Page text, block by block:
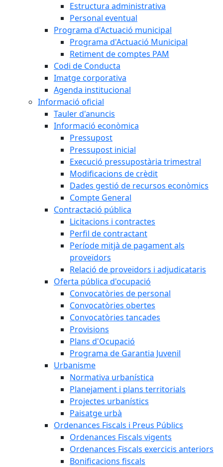
Estructura administrativa
Personal eventual
Programa d'Actuació municipal
Programa d'Actuació Municipal
Retiment de comptes PAM
Codi de Conducta
Imatge corporativa
Agenda institucional
Informació oficial
Tauler d'anuncis
Informació econòmica
Pressupost
Pressupost inicial
Execució pressupostària trimestral
Modificacions de crèdit
Dades gestió de recursos econòmics
Compte General
Contractació pública
Licitacions i contractes
Perfil de contractant
Període mitjà de pagament als
proveïdors
Relació de proveïdors i adjudicataris
Oferta pública d'ocupació
Convocatòries de personal
Convocatòries obertes
Convocatòries tancades
Provisions
Plans d'Ocupació
Programa de Garantia Juvenil
Urbanisme
Normativa urbanística
Planejament i plans territorials
Projectes urbanístics
Paisatge urbà
Ordenances Fiscals i Preus Públics
Ordenances Fiscals vigents
Ordenances Fiscals exercicis anteriors
Bonificacions fiscals